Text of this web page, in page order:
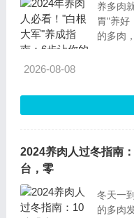
养多肉
胃"养好
的多肉
2026-08-08
2024养肉人过冬指南
台，零
冬天一
的多肉